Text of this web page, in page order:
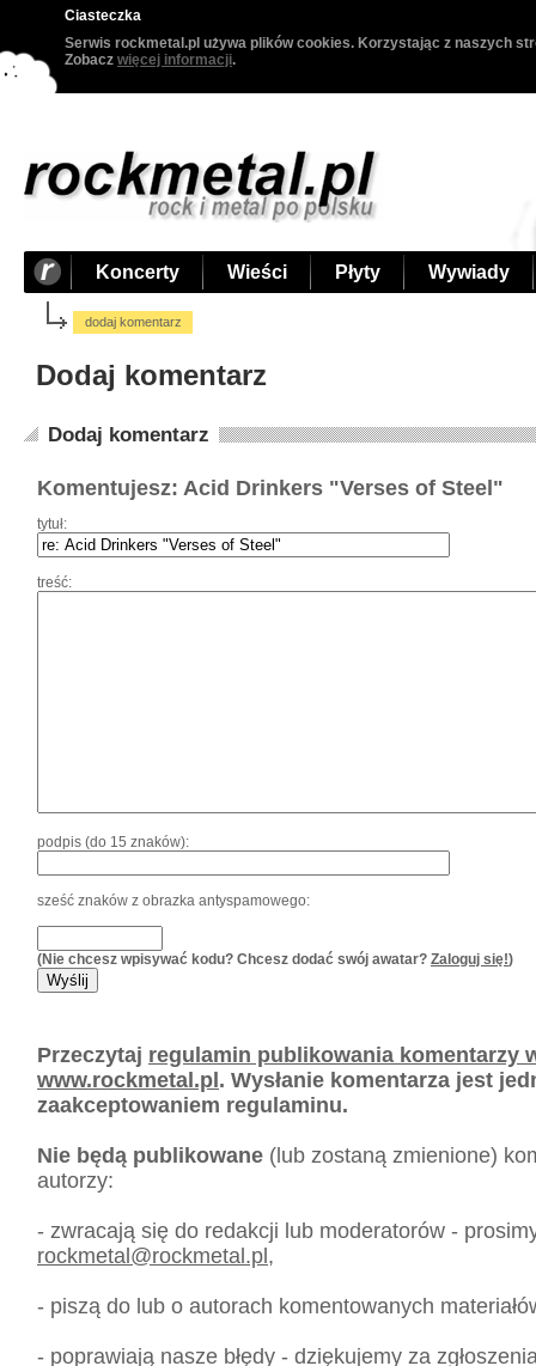
Ciasteczka
Serwis rockmetal.pl używa plików cookies. Korzystając z naszych
Zobacz więcej informacji.
Koncerty Wieści Płyty Wywiady
dodaj komentarz
Dodaj komentarz
Dodaj komentarz
Komentujesz: Acid Drinkers "Verses of Steel"
tytuł:
treść:
podpis (do 15 znaków):
sześć znaków z obrazka antyspamowego:
(Nie chcesz wpisywać kodu? Chcesz dodać swój awatar? Zaloguj się!)
Przeczytaj regulamin publikowania komentarzy
www.rockmetal.pl. Wysłanie komentarza jest
zaakceptowaniem regulaminu.
Nie będą publikowane (lub zostaną zmienione)
autorzy:
- zwracają się do redakcji lub moderatorów -
rockmetal@rockmetal.pl,
- piszą do lub o autorach komentowanych
- poprawiają nasze błędy - dziękujemy za